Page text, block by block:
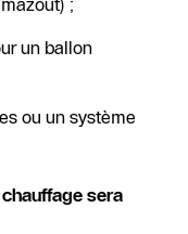
;
un ballon
ou un système
sera